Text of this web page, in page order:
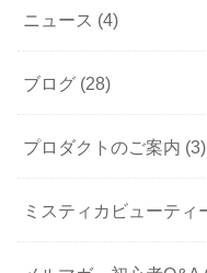
ニュース (4)
ブログ (28)
プロダクトのご案内 (3)
ミスティカビューティ